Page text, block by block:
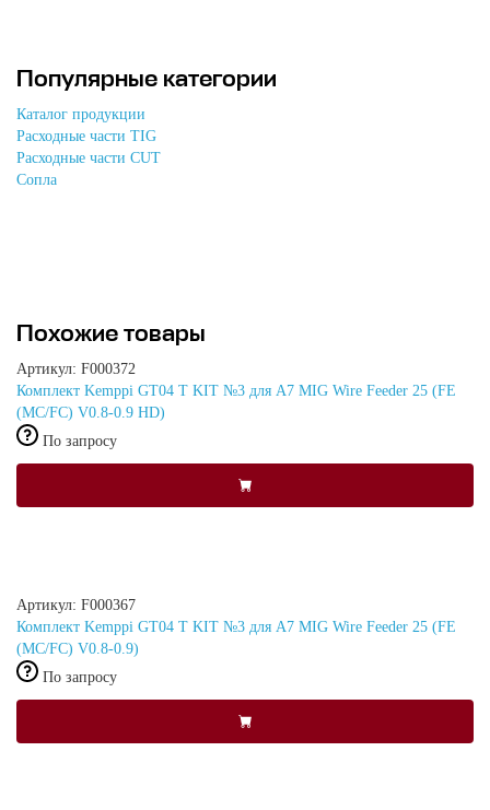
Популярные категории
Каталог продукции
Расходные части TIG
Расходные части CUT
Сопла
Похожие товары
Артикул: F000372
Комплект Kemppi GT04 T KIT №3 для A7 MIG Wire Feeder 25 (FE
(MC/FC) V0.8-0.9 HD)
По запросу
Артикул: F000367
Комплект Kemppi GT04 T KIT №3 для A7 MIG Wire Feeder 25 (FE
(MC/FC) V0.8-0.9)
По запросу